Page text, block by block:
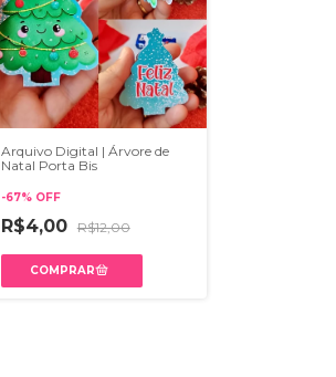
Arquivo Digital | Árvore de
Natal Porta Bis
-67% OFF
R$4,00 R$12,00